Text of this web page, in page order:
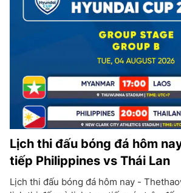
Lịch thi đấu bóng đá hôm
tiếp Philippines vs Thái Lan
Lịch thi đấu bóng đá hôm nay -